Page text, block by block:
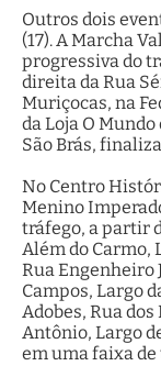
Outros dois
(17). A Marcha
progressiva do
direita da Rua
Muriçocas, na
da Loja O
São Brás,
No Centro
Menino
tráfego, a partir
Além do Carmo,
Rua Engenheiro
Campos, Largo
Adobes, Rua
Antônio, Largo
em uma faixa de